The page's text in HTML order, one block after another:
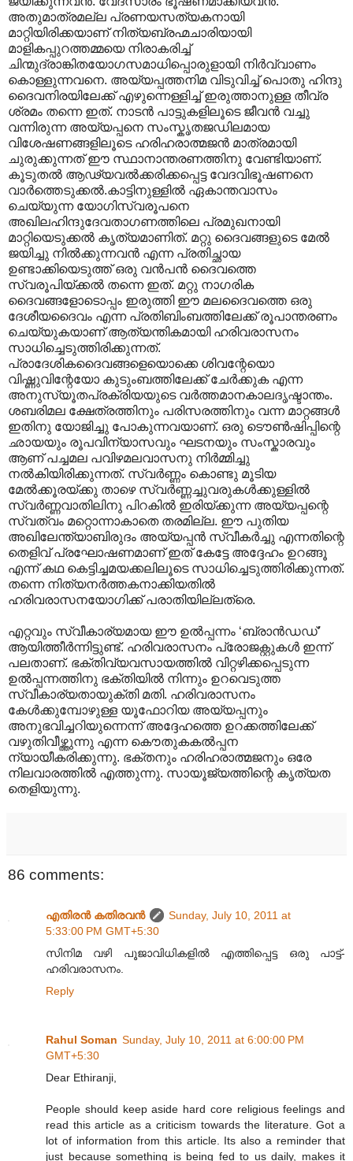
അതുമാത്രമല്ല പ്രണയസത്യകനായി
മാറ്റിയിരിക്കയാണ് നിത്യബ്രഹ്മചാരിയായി
മാളികപ്പുറത്തമ്മയെ നിരാകരിച്ച്
ചിന്മുദ്രാങ്കിതയോഗസമാധിപ്പൊരുളായി നിർവ്വാണം
കൊള്ളുന്നവനെ. അയ്യപ്പത്തനിമ വിടുവിച്ച് പൊതു ഹിന്ദു
ദൈവനിരയിലേക്ക് എഴുന്നെള്ളിച്ച് ഇരുത്താനുള്ള തീവ്ര
ശ്രമം തന്നെ ഇത്. നാടൻ പാട്ടുകളിലൂടെ ജീവൻ വച്ചു
വന്നിരുന്ന അയ്യപ്പനെ സംസ്കൃതജഡിലമായ
വിശേഷണങ്ങളിലൂടെ ഹരിഹരാത്മജൻ മാത്രമായി
ചുരുക്കുന്നത് ഈ സ്ഥാനാന്തരണത്തിനു വേണ്ടിയാണ്.
കൂടുതൽ ആഢ്യവൽക്കരിക്കപ്പെട്ട വേദവിഭൂഷണനെ
വാർത്തെടുക്കൽ.കാട്ടിനുള്ളിൽ ഏകാന്തവാസം
ചെയ്യുന്ന യോഗിസ്വരൂപനെ
അഖിലഹിന്ദുദേവതാഗണത്തിലെ പ്രമുഖനായി
മാറ്റിയെടുക്കൽ കൃത്യമാണിത്. മറ്റു ദൈവങ്ങളുടെ മേൽ
ജയിച്ചു നിൽക്കുന്നവൻ എന്ന പ്രതിച്ഛായ
ഉണ്ടാക്കിയെടുത്ത് ഒരു വൻപൻ ദൈവത്തെ
സ്വരൂപിയ്ക്കൽ തന്നെ ഇത്. മറ്റു നാഗരിക
ദൈവങ്ങളോടൊപ്പം ഇരുത്തി ഈ മലദൈവത്തെ ഒരു
ദേശീയദൈവം എന്ന പ്രതിബിംബത്തിലേക്ക് രൂപാന്തരണം
ചെയ്യുകയാണ് ആത്യന്തികമായി ഹരിവരാസനം
സാധിച്ചെടുത്തിരിക്കുന്നത്.
പ്രാദേശികദൈവങ്ങളെയൊക്കെ ശിവന്റേയൊ
വിഷ്ണുവിന്റേയോ കുടുംബത്തിലേക്ക് ചേർക്കുക എന്ന
അനുസ്യൂതപ്രക്രിയയുടെ വർത്തമാനകാലദൃഷ്ടാന്തം.
ശബരിമല ക്ഷേത്രത്തിനും പരിസരത്തിനും വന്ന മാറ്റങ്ങൾ
ഇതിനു യോജിച്ചു പോകുന്നവയാണ്. ഒരു ടൌൺഷിപ്പിന്റെ
ഛായയും രൂപവിന്യാസവും ഘടനയും സംസ്കാരവും
ആണ് പച്ചമല പവിഴമലവാസനു നിർമ്മിച്ചു
നൽകിയിരിക്കുന്നത്. സ്വർണ്ണം കൊണ്ടു മൂടിയ
മേൽക്കൂരയ്ക്കു താഴെ സ്വർണ്ണച്ചുവരുകൾക്കുള്ളിൽ
സ്വർണ്ണവാതിലിനു പിറകിൽ ഇരിയ്ക്കുന്ന അയ്യപ്പന്റെ
സ്വത്വം മറ്റൊന്നാകാതെ തരമില്ല. ഈ പുതിയ
അഖിലേന്ത്യാബിരുദം അയ്യപ്പൻ സ്വീകർച്ചു എന്നതിന്റെ
തെളിവ് പ്രഘോഷണമാണ് ഇത് കേട്ടേ അദ്ദേഹം ഉറങ്ങൂ
എന്ന് കഥ കെട്ടിച്ചമയക്കലിലൂടെ സാധിച്ചെടുത്തിരിക്കുന്നത്.
തന്നെ നിത്യനർത്തകനാക്കിയതിൽ
ഹരിവരാസനയോഗിക്ക് പരാതിയില്ലത്രെ.
എറ്റവും സ്വീകാര്യമായ ഈ ഉൽ‌പ്പന്നം ‘ബ്രാൻഡഡ്’
ആയിത്തീർന്നിട്ടുണ്ട്. ഹരിവരാസനം പ്രോജക്റ്റുകൾ ഇന്ന്
പലതാണ്. ഭക്തിവ്യവസായത്തിൽ വിറ്റഴിക്കപ്പെടുന്ന
ഉൽ‌പ്പന്നത്തിനു ഭക്തിയിൽ നിന്നും ഉറവെടുത്ത
സ്വീകാര്യതായുക്തി മതി. ഹരിവരാസനം
കേൾക്കുമ്പോഴുള്ള യൂഫോറിയ അയ്യപ്പനും
അനുഭവിച്ചറിയുന്നെന്ന് അദ്ദേഹത്തെ ഉറക്കത്തിലേക്ക്
വഴുതിവീഴ്ത്തുന്നു എന്ന കൌതുകകൽ‌പ്പന
ന്യായീകരിക്കുന്നു. ഭക്തനും ഹരിഹരാത്മജനും ഒരേ
നിലവാരത്തിൽ എത്തുന്നു. സായൂജ്യത്തിന്റെ കൃത്യത
തെളിയുന്നു.
86 comments:
എതിരന്‍ കതിരവന്‍
Sunday, July 10, 2011 at
5:33:00 PM GMT+5:30
സിനിമ വഴി പൂജാവിധികളിൽ എത്തിപ്പെട്ട ഒരു പാട്ട്-
ഹരിവരാസനം.
Reply
Rahul Soman Sunday, July 10, 2011 at 6:00:00 PM
GMT+5:30
Dear Ethiranji,
People should keep aside hard core religious feelings and
read this article as a criticism towards the literature. Got a
lot of information from this article. Its also a reminder that
just because something is being fed to us daily, makes it